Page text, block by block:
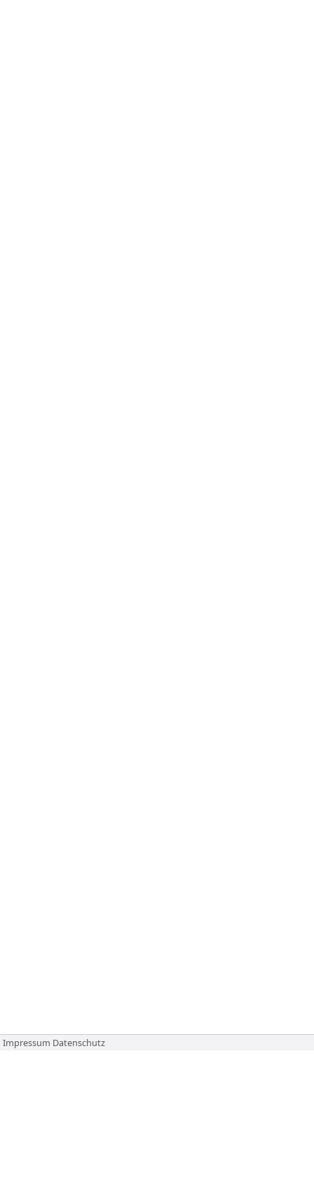
Impressum Datenschutz